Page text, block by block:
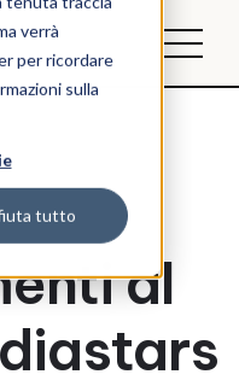
verrà
per ricordare
sulla
tutto
al